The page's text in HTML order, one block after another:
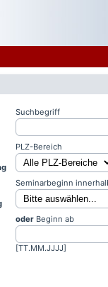
Suchbegriff
PLZ-Bereich
Seminarbeginn
oder Beginn ab
[TT.MM.JJJJ]